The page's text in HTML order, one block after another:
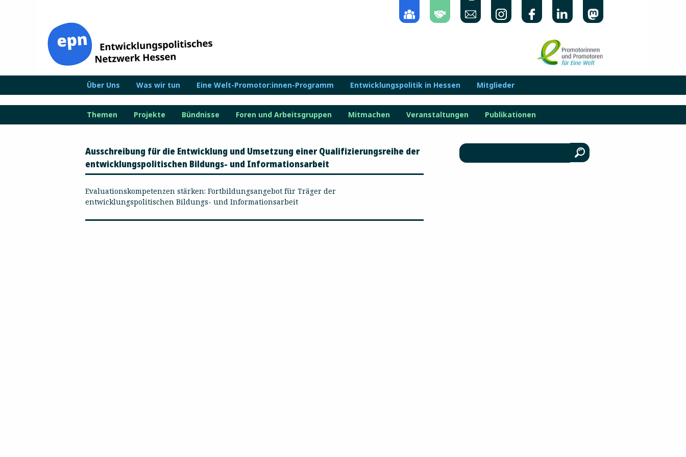
Über Uns Was wir tun Eine Welt-Promotor:innen-Programm Entwicklungspolitik in Hessen Mitglieder
Themen Projekte Bündnisse Foren und Arbeitsgruppen Mitmachen Veranstaltungen Publikationen
Ausschreibung für die Entwicklung und Umsetzung einer Qualifizierungsreihe der
entwicklungspolitischen Bildungs- und Informationsarbeit
Evaluationskompetenzen stärken: Fortbildungsangebot für Träger der
entwicklungspolitischen Bildungs- und Informationsarbeit